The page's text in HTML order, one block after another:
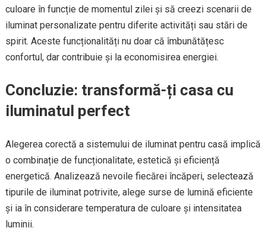
culoare în funcție de momentul zilei și să creezi scenarii de
iluminat personalizate pentru diferite activități sau stări de
spirit. Aceste funcționalități nu doar că îmbunătățesc
confortul, dar contribuie și la economisirea energiei.
Concluzie: transformă-ți casa cu
iluminatul perfect
Alegerea corectă a sistemului de iluminat pentru casă implică
o combinație de funcționalitate, estetică și eficiență
energetică. Analizează nevoile fiecărei încăperi, selectează
tipurile de iluminat potrivite, alege surse de lumină eficiente
și ia în considerare temperatura de culoare și intensitatea
luminii.